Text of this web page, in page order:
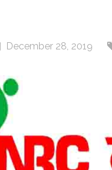
December 28, 2019